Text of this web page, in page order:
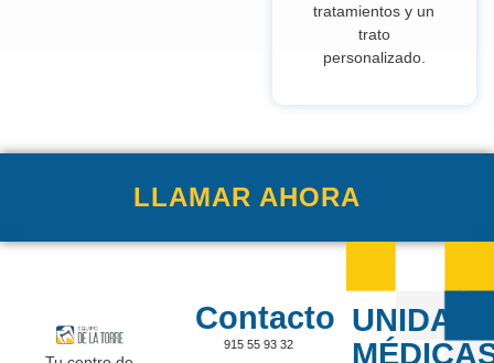
tratamientos y un
trato
personalizado.
LLAMAR AHORA
Contacto
915 55 93 32